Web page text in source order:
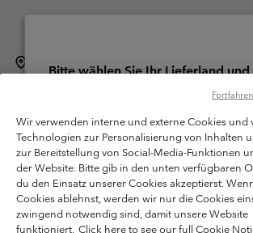
Schweiz (Deutsch) English › français ›
Columbia Sportswear Company. Avenue des
Petit-Lancy Switzerland. Alle Rechte vorbehalten.
Nutzungsbedingungen
Allgemeine
Datenschutzerklärung
Bestimmungen und Bedingungen des Mitglieder
Nutzungsbedingungen Für Nutzergenerierte Inhalte
Cookies
Wir verwenden interne und externe Cookies und
Technologien zur Personalisierung von Inhalten
zur Bereitstellung von Social-Media-Funktionen
der Website. Bitte gib in den unten verfügbaren
du den Einsatz unserer Cookies akzeptierst.
Cookies ablehnst, werden wir nur die Cookies
zwingend notwendig sind, damit unsere Website
funktioniert. Click here to see our full Cookie
Bitte wählen Sie Ihr Lieferland und
Online-Einkauf
United States
Switzerland-English
Switzerland-Deutsch